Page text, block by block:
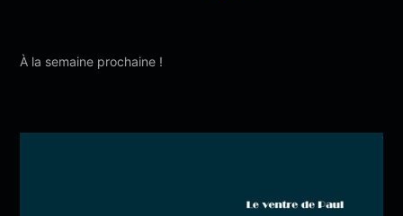
À la semaine prochaine !